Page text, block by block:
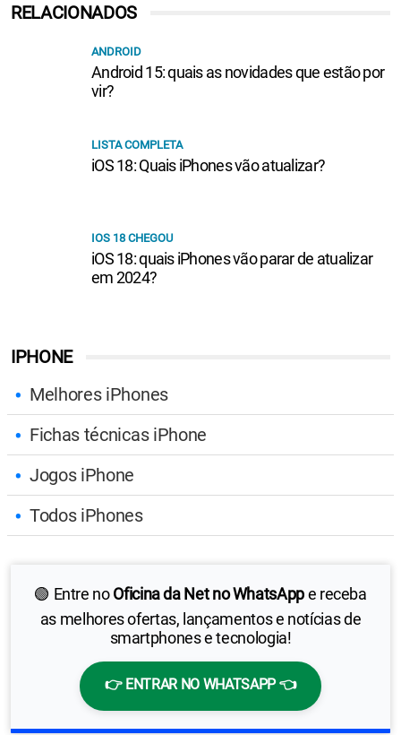
IPHONE
Melhores iPhones
Fichas técnicas iPhone
Jogos iPhone
Todos iPhones
🟢 Entre noOficina da Net no WhatsAppe receba
as melhores ofertas, lançamentos e notícias de
smartphones e tecnologia!
👉 ENTRAR NO WHATSAPP 👈
RELACIONADOS
ANDROID
Android 15: quais as novidades que estão por
vir?
LISTA COMPLETA
iOS 18: Quais iPhones vão atualizar?
IOS 18 CHEGOU
iOS 18: quais iPhones vão parar de atualizar
em 2024?